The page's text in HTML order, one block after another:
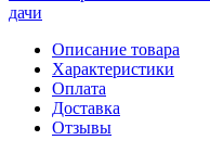
дачи
Описание товара
Характеристики
Оплата
Доставка
Отзывы